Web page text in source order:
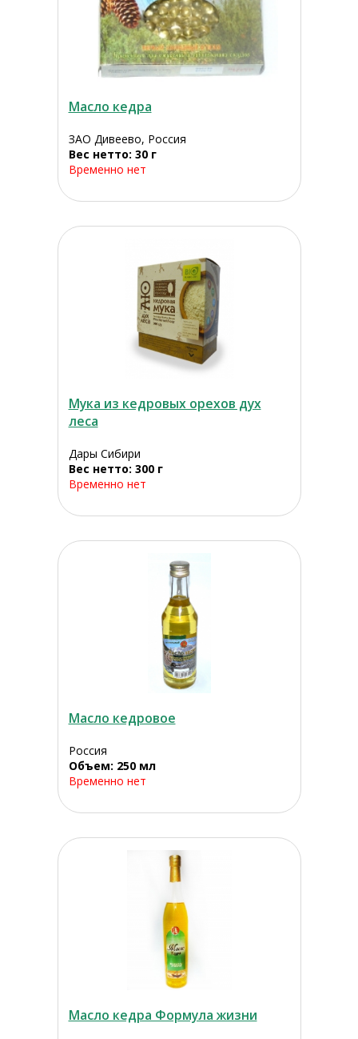
Масло кедра
ЗАО Дивеево, Россия
Вес нетто: 30 г
Временно нет
Мука из кедровых орехов дух
леса
Дары Сибири
Вес нетто: 300 г
Временно нет
Масло кедровое
Россия
Объем: 250 мл
Временно нет
Масло кедра Формула жизни